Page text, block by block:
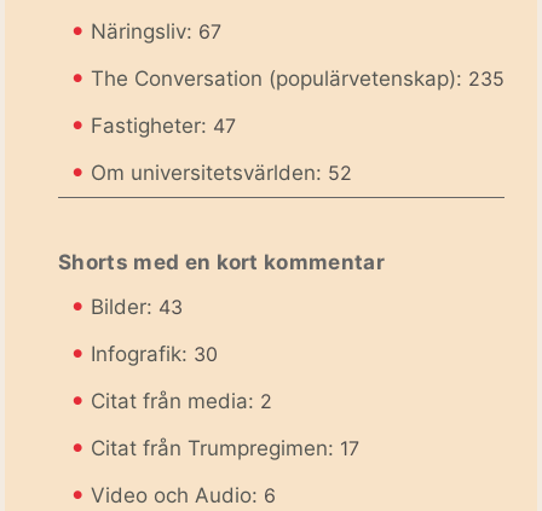
• Näringsliv: 67
• The Conversation (populärvetenskap): 235
• Fastigheter: 47
• Om universitetsvärlden: 52
Shorts med en kort kommentar
• Bilder: 43
• Infografik: 30
• Citat från media: 2
• Citat från Trumpregimen: 17
• Video och Audio: 6